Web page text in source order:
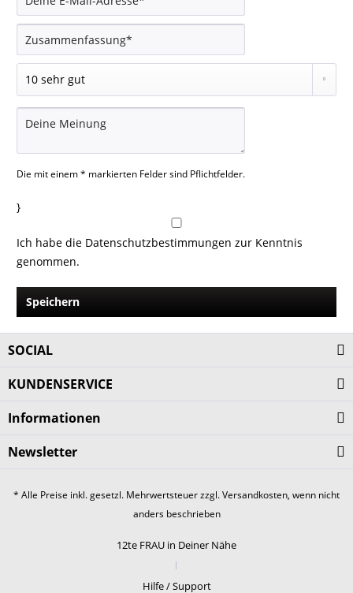
Die mit einem * markierten Felder sind Pflichtfelder.
}
Ich habe die Datenschutzbestimmungen zur Kenntnis
genommen.
Speichern
SOCIAL
KUNDENSERVICE
Informationen
Newsletter
* Alle Preise inkl. gesetzl. Mehrwertsteuer zzgl.Versandkosten, wenn nicht
anders beschrieben
12te FRAU in Deiner Nähe
Hilfe / Support